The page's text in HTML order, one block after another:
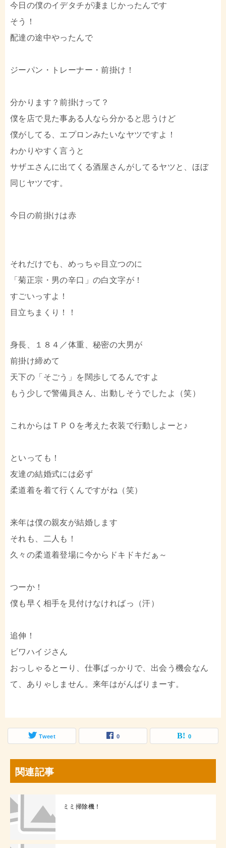
今日の僕のイデタチが凄まじかったんです
そう！
配達の途中やったんで
ジーパン・トレーナー・前掛け！
分かります？前掛けって？
僕を店で見た事ある人なら分かると思うけど
僕がしてる、エプロンみたいなヤツですよ！
わかりやすく言うと
サザエさんに出てくる酒屋さんがしてるヤツと、ほぼ
同じヤツです。
今日の前掛けは赤
それだけでも、めっちゃ目立つのに
「菊正宗・男の辛口」の白文字が！
すごいっすよ！
目立ちまくり！！
身長、１８４／体重、秘密の大男が
前掛け締めて
天下の「そごう」を闊歩してるんですよ
もう少しで警備員さん、出動しそうでしたよ（笑）
これからはＴＰＯを考えた衣装で行動しよーと♪
といっても！
友達の結婚式には必ず
柔道着を着て行くんですがね（笑）
来年は僕の親友が結婚します
それも、二人も！
久々の柔道着登場に今からドキドキだぁ～
つーか！
僕も早く相手を見付けなければっ（汗）
追伸！
ビワハイジさん
おっしゃるとーり、仕事ばっかりで、出会う機会なん
て、ありゃしません。来年はがんばりまーす。
Tweet 0 0
関連記事
ミミ掃除機！